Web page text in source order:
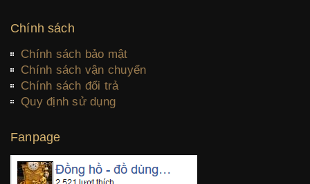
Chính sách
Chính sách bảo mật
Chính sách vận chuyển
Chính sách đổi trả
Quy định sử dụng
Fanpage